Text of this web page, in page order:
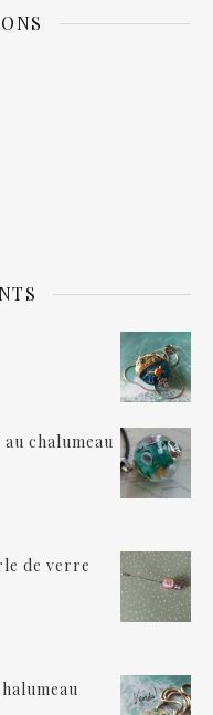
chalumeau
de verre